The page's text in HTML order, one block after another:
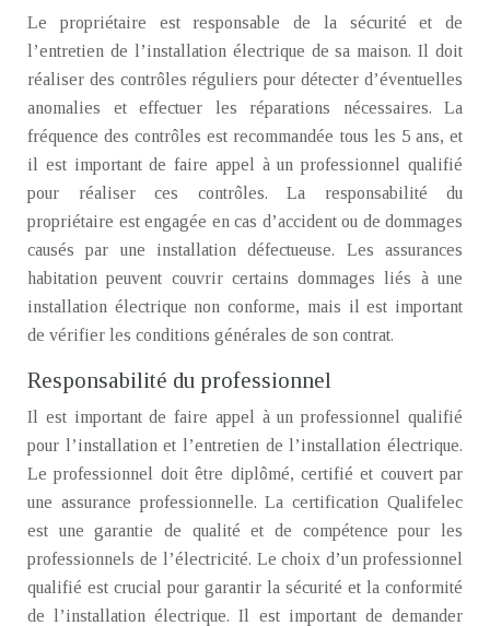
Le propriétaire est responsable de la sécurité et de
l’entretien de l’installation électrique de sa maison. Il doit
réaliser des contrôles réguliers pour détecter d’éventuelles
anomalies et effectuer les réparations nécessaires. La
fréquence des contrôles est recommandée tous les 5 ans, et
il est important de faire appel à un professionnel qualifié
pour réaliser ces contrôles. La responsabilité du
propriétaire est engagée en cas d’accident ou de dommages
causés par une installation défectueuse. Les assurances
habitation peuvent couvrir certains dommages liés à une
installation électrique non conforme, mais il est important
de vérifier les conditions générales de son contrat.
Responsabilité du professionnel
Il est important de faire appel à un professionnel qualifié
pour l’installation et l’entretien de l’installation électrique.
Le professionnel doit être diplômé, certifié et couvert par
une assurance professionnelle. La certification Qualifelec
est une garantie de qualité et de compétence pour les
professionnels de l’électricité. Le choix d’un professionnel
qualifié est crucial pour garantir la sécurité et la conformité
de l’installation électrique. Il est important de demander